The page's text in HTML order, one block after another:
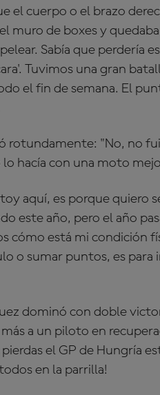
el cuerpo o el brazo
muro de boxes y
Sabía que perdería
Tuvimos una gran
el fin de semana. El
rotundamente: "No, no
hacía con una moto
aquí, es porque quiero
este año, pero el año
cómo está mi condición
o sumar puntos, es para
dominó con doble
a un piloto en
el GP de Hungría
en la parrilla!